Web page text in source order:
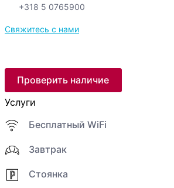
+318 5 0765900
Свяжитесь с нами
Проверить наличие
Услуги
Бесплатный WiFi
Завтрак
Стоянка